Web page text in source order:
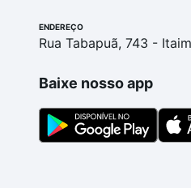
ENDEREÇO
Rua Tabapuã, 743 -
Baixe nosso app